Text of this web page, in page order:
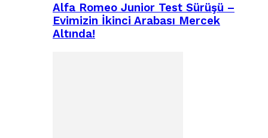
Alfa Romeo Junior Test Sürüşü –
Evimizin İkinci Arabası Mercek
Altında!